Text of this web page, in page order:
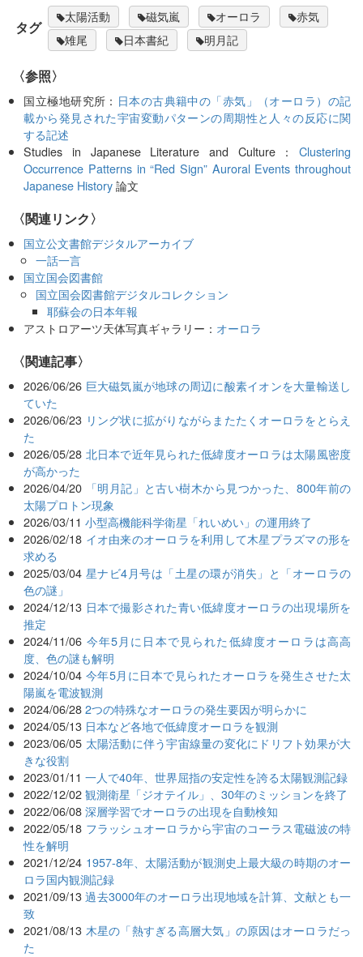
タグ
太陽活動 磁気嵐 オーロラ
赤気
雉尾
日本書紀 明月記
〈参照〉
国立極地研究所： 日本の古典籍中の「赤気」（オーロラ）の記
載から発見された宇宙変動パターンの周期性と人々の反応に関
する記述
Studies in Japanese Literature and Culture： Clustering
Occurrence Patterns in “Red Sign” Auroral Events throughout
Japanese History論文
〈関連リンク〉
国立公文書館デジタルアーカイブ
一話一言
国立国会図書館
国立国会図書館デジタルコレクション
耶蘇会の日本年報
アストロアーツ天体写真ギャラリー： オーロラ
関連記事
2026/06/26 巨大磁気嵐が地球の周辺に酸素イオンを大量輸送し
ていた
2026/06/23 リング状に拡がりながらまたたくオーロラをとらえ
た
2026/05/28 北日本で近年見られた低緯度オーロラは太陽風密度
が高かった
2026/04/20
「明月記」と古い樹木から見つかった、800年前の
太陽プロトン現象
2026/03/11 小型高機能科学衛星「れいめい」の運用終了
2026/02/18 イオ由来のオーロラを利用して木星プラズマの形を
求める
2025/03/04 星ナビ4月号は「土星の環が消失」と「オーロラの
色の謎」
2024/12/13 日本で撮影された青い低緯度オーロラの出現場所を
推定
2024/11/06 今年5月に日本で見られた低緯度オーロラは高高
度、色の謎も解明
2024/10/04 今年5月に日本で見られたオーロラを発生させた太
陽嵐を電波観測
2024/06/28 2つの特殊なオーロラの発生要因が明らかに
2024/05/13 日本など各地で低緯度オーロラを観測
2023/06/05 太陽活動に伴う宇宙線量の変化にドリフト効果が大
きな役割
2023/01/11 一人で40年、世界屈指の安定性を誇る太陽観測記録
2022/12/02 観測衛星「ジオテイル」、30年のミッションを終了
2022/06/08 深層学習でオーロラの出現を自動検知
2022/05/18 フラッシュオーロラから宇宙のコーラス電磁波の特
性を解明
2021/12/24 1957-8年、太陽活動が観測史上最大級の時期のオー
ロラ国内観測記録
2021/09/13 過去3000年のオーロラ出現地域を計算、文献とも一
致
2021/08/13 木星の「熱すぎる高層大気」の原因はオーロラだっ
た